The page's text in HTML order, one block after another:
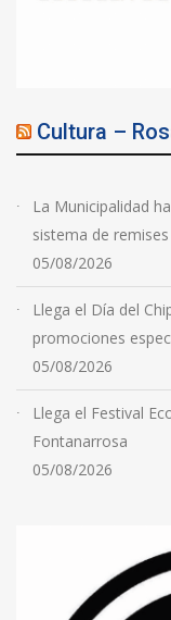
Cultura –
La Municipalidad
sistema de remises
05/08/2026
Llega el Día del
promociones
05/08/2026
Llega el Festival
Fontanarrosa
05/08/2026